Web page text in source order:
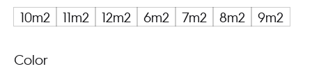
2,209.00€
10m2
11m2 12m2 6m2 7m2 8m2 9m2
Color